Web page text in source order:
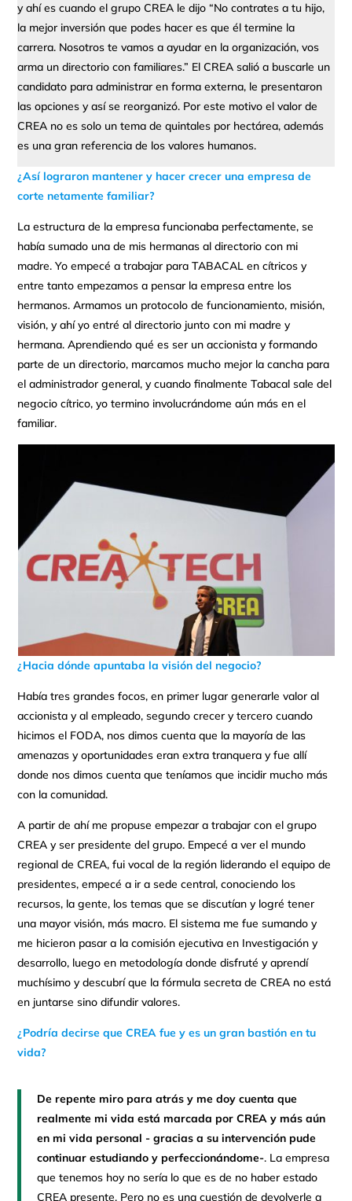
y ahí es cuando el grupo CREA le dijo “No contrates a tu hijo,
la mejor inversión que podes hacer es que él termine la
carrera. Nosotros te vamos a ayudar en la organización, vos
arma un directorio con familiares.” El CREA salió a buscarle un
candidato para administrar en forma externa, le presentaron
las opciones y así se reorganizó. Por este motivo el valor de
CREA no es solo un tema de quintales por hectárea, además
es una gran referencia de los valores humanos.
¿Así lograron mantener y hacer crecer una empresa de
corte netamente familiar?
La estructura de la empresa funcionaba perfectamente, se
había sumado una de mis hermanas al directorio con mi
madre. Yo empecé a trabajar para TABACAL en cítricos y
entre tanto empezamos a pensar la empresa entre los
hermanos. Armamos un protocolo de funcionamiento, misión,
visión, y ahí yo entré al directorio junto con mi madre y
hermana. Aprendiendo qué es ser un accionista y formando
parte de un directorio, marcamos mucho mejor la cancha para
el administrador general, y cuando finalmente Tabacal sale del
negocio cítrico, yo termino involucrándome aún más en el
familiar.
¿Hacia dónde apuntaba la visión del negocio?
Había tres grandes focos, en primer lugar generarle valor al
accionista y al empleado, segundo crecer y tercero cuando
hicimos el FODA, nos dimos cuenta que la mayoría de las
amenazas y oportunidades eran extra tranquera y fue allí
donde nos dimos cuenta que teníamos que incidir mucho más
con la comunidad.
A partir de ahí me propuse empezar a trabajar con el grupo
CREA y ser presidente del grupo. Empecé a ver el mundo
regional de CREA, fui vocal de la región liderando el equipo de
presidentes, empecé a ir a sede central, conociendo los
recursos, la gente, los temas que se discutían y logré tener
una mayor visión, más macro. El sistema me fue sumando y
me hicieron pasar a la comisión ejecutiva en Investigación y
desarrollo, luego en metodología donde disfruté y aprendí
muchísimo y descubrí que la fórmula secreta de CREA no está
en juntarse sino difundir valores.
¿Podría decirse que CREA fue y es un gran bastión en tu
vida?
De repente miro para atrás y me doy cuenta que
realmente mi vida está marcada por CREA y más aún
en mi vida personal - gracias a su intervención pude
continuar estudiando y perfeccionándome-. La empresa
que tenemos hoy no sería lo que es de no haber estado
CREA presente. Pero no es una cuestión de devolverle a